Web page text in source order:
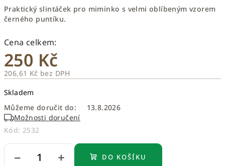
Praktický slintáček pro miminko s velmi oblíbeným vzorem
černého puntíku.
250 Kč
206,61 Kč bez DPH
cena:
Skladem
Můžeme doručit do:
13.8.2026
Možnosti doručení
Kód: 2532
+
− DO KOŠÍKU